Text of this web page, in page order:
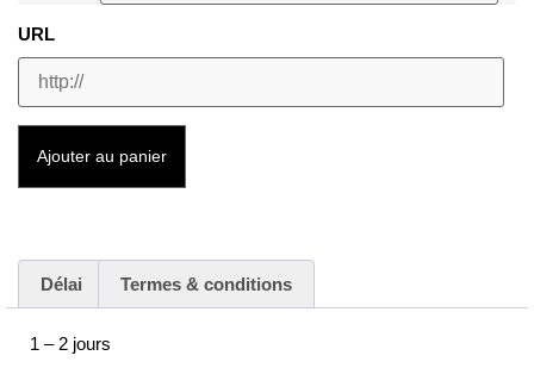
URL
Ajouter au panier
Délai Termes & conditions
1 – 2 jours